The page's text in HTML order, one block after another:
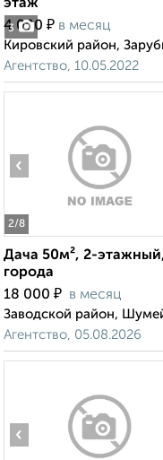
3
этаж
4 000 ₽ в месяц
Кировский район,
Агентство, 10.05.2022
2/8
‹
Дача 50м², 2-
города
18 000 ₽ в месяц
Заводской район,
Агентство, 05.08.2026
‹